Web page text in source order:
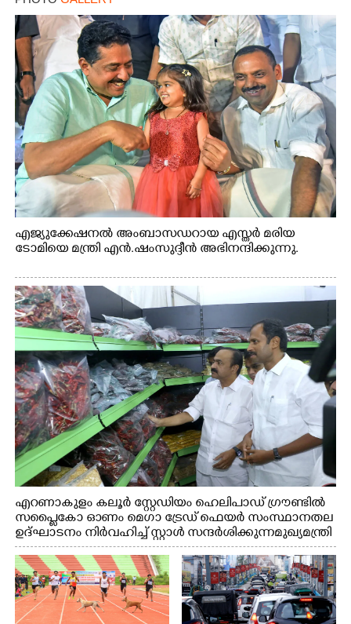
എജ്യുക്കേഷനൽ അംബാസഡറായ എസ്തർ മരിയ
ടോമിയെ മന്ത്രി എൻ.ഷംസുദ്ദീൻ അഭിനന്ദിക്കുന്നു.
എറണാകുളം കലൂർ സ്റ്റേഡിയം ഹെലിപാഡ് ഗ്രൗണ്ടിൽ
സപ്ളൈകോ ഓണം മെഗാ ട്രേഡ് ഫെയർ സംസ്ഥാനതല
ഉദ്ഘാടനം നിർവഹിച്ച് സ്റ്റാൾ സന്ദർശിക്കുന്ന മുഖ്യമന്ത്രി
വി.ഡി. സതീശൻ. മന്ത്രി അനൂപ് ജേക്കബ് സമീപം